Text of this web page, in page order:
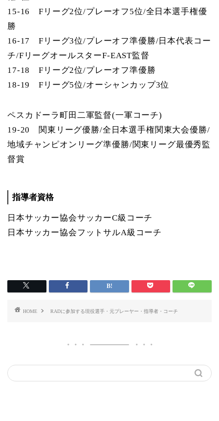
15-16 Fリーグ2位/プレーオフ5位/全日本選手権優
勝
16-17 Fリーグ3位/プレーオフ準優勝/日本代表コー
チ/FリーグオールスターF-EAST監督
17-18 Fリーグ2位/プレーオフ準優勝
18-19 Fリーグ5位/オーシャンカップ3位
ペスカドーラ町田二軍監督(一軍コーチ)
19-20 関東リーグ優勝/全日本選手権関東大会優勝/
地域チャンピオンリーグ準優勝/関東リーグ最優秀監
督賞
指導者資格
日本サッカー協会サッカーC級コーチ
日本サッカー協会フットサルA級コーチ
HOME RADに参加する現役選手・元プレーヤー・指導者・コーチ